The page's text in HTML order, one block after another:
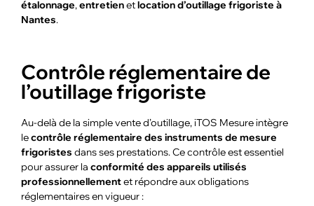
étalonnage,entretienetlocation d’outillage frigoriste à
Nantes.
Contrôle réglementaire de
l’outillage frigoriste
Au-delà de la simple vente d’outillage, iTOS Mesure intègre
lecontrôle réglementaire des instruments de mesure
frigoristes dans ses prestations. Ce contrôle est essentiel
pour assurer la conformité des appareils utilisés
professionnellementet répondre aux obligations
réglementaires en vigueur :